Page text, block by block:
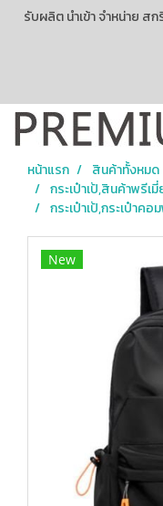
รับผลิต นำเข้า จำหน่าย ส
หน้าแรก สินค้าทั้งหมด
กระเป๋าเป้,สินค้าพรีเ
กระเป๋าเป้,กระเป๋าคอ
New